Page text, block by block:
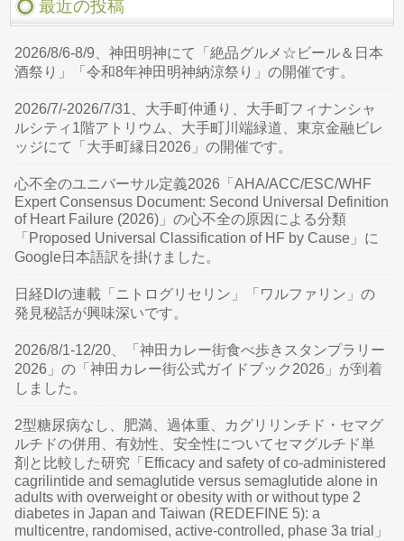
最近の投稿
2026/8/6-8/9、神田明神にて「絶品グルメ☆ビール＆日本
酒祭り」「令和8年神田明神納涼祭り」の開催です。
2026/7/-2026/7/31、大手町仲通り、大手町フィナンシャ
ルシティ1階アトリウム、大手町川端緑道、東京金融ビレ
ッジにて「大手町縁日2026」の開催です。
心不全のユニバーサル定義2026「AHA/ACC/ESC/WHF
Expert Consensus Document: Second Universal Definition
of Heart Failure (2026)」の心不全の原因による分類
「Proposed Universal Classification of HF by Cause」に
Google日本語訳を掛けました。
日経DIの連載「ニトログリセリン」「ワルファリン」の
発見秘話が興味深いです。
2026/8/1-12/20、「神田カレー街食べ歩きスタンプラリー
2026」の「神田カレー街公式ガイドブック2026」が到着
しました。
2型糖尿病なし、肥満、過体重、カグリリンチド・セマグ
ルチドの併用、有効性、安全性についてセマグルチド単
剤と比較した研究「Efficacy and safety of co-administered
cagrilintide and semaglutide versus semaglutide alone in
adults with overweight or obesity with or without type 2
diabetes in Japan and Taiwan (REDEFINE 5): a
multicentre, randomised, active-controlled, phase 3a trial」